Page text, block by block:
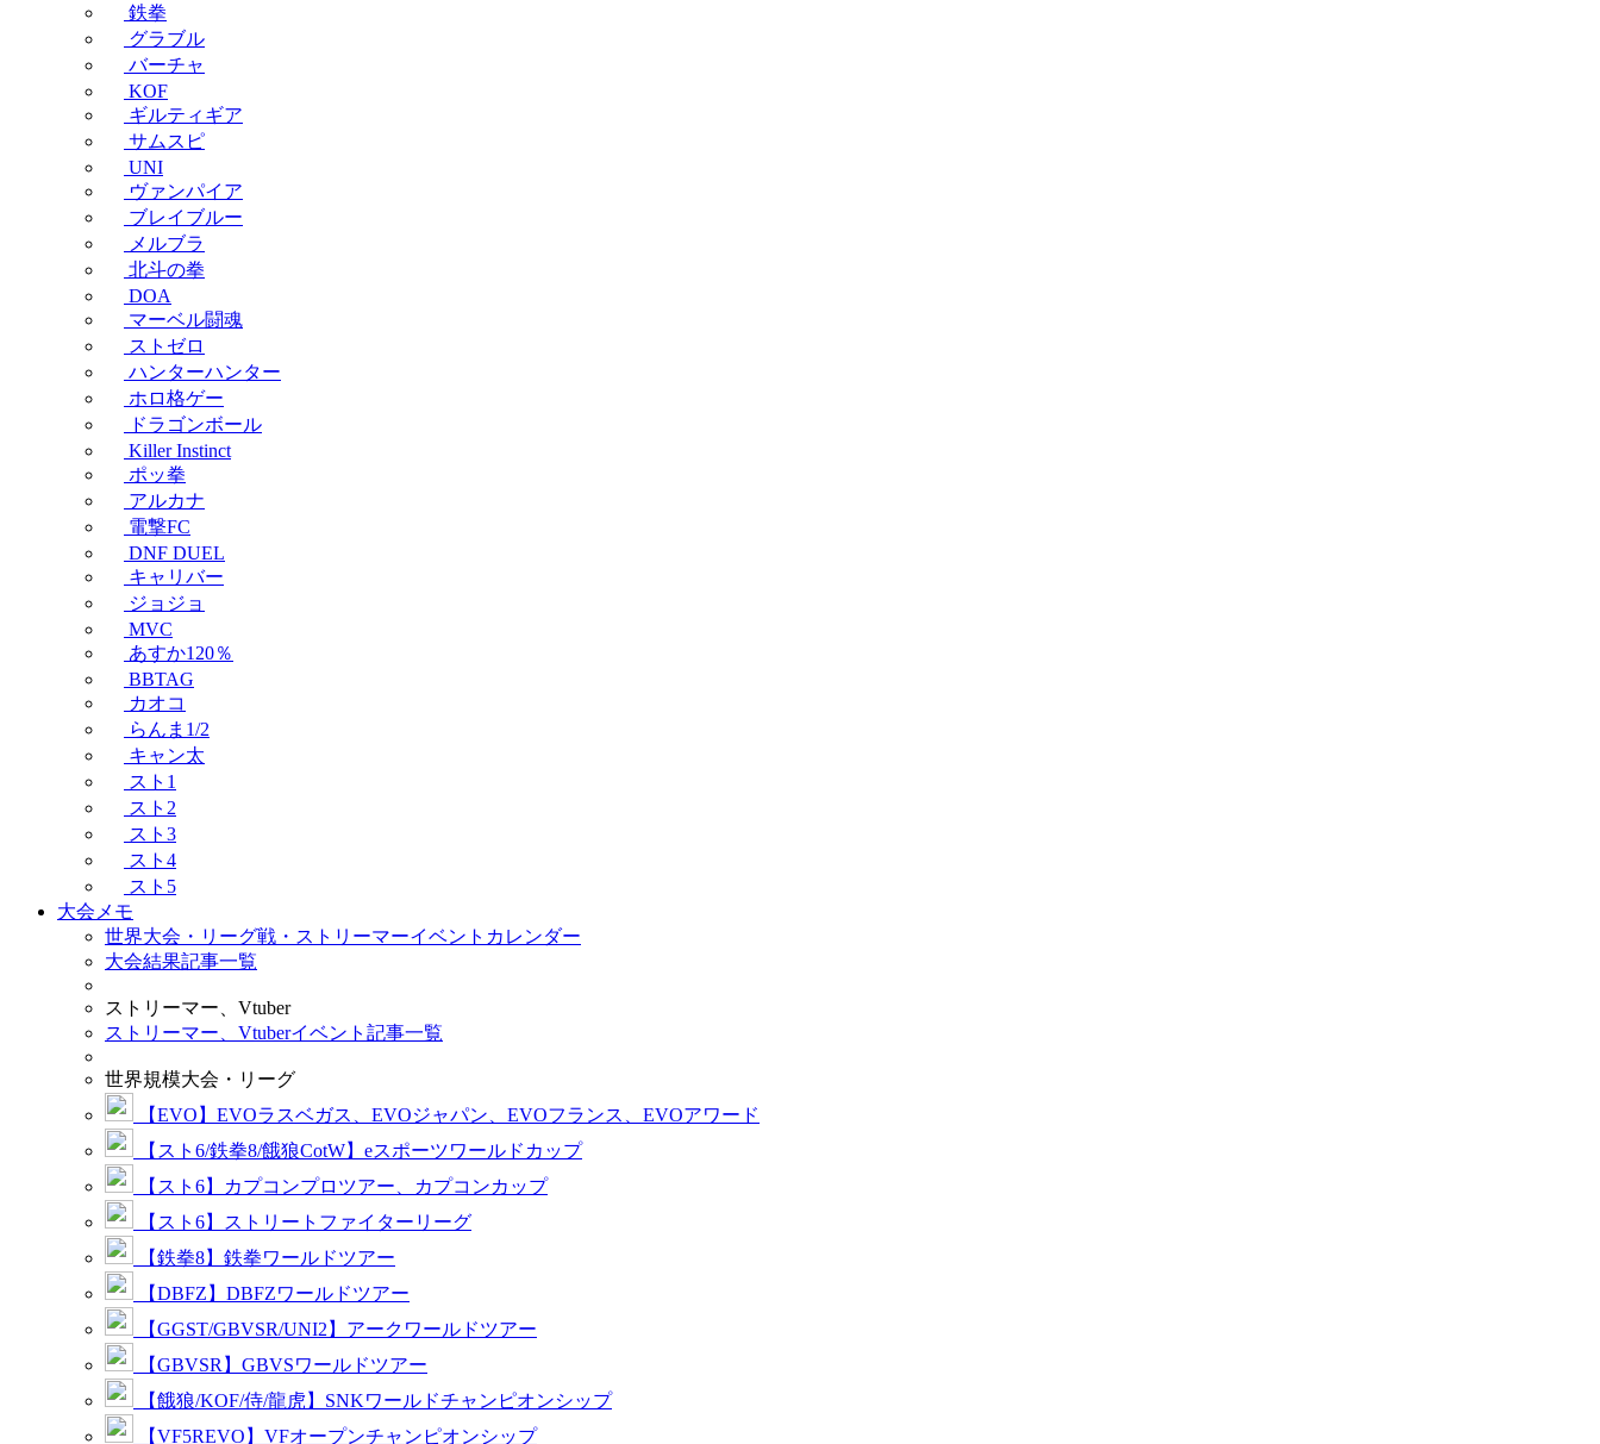
鉄拳
グラブル
バーチャ
KOF
ギルティギア
サムスピ
UNI
ヴァンパイア
ブレイブルー
メルブラ
北斗の拳
DOA
マーベル闘魂
ストゼロ
ハンターハンター
ホロ格ゲー
ドラゴンボール
Killer Instinct
ポッ拳
アルカナ
電撃FC
DNF DUEL
キャリバー
ジョジョ
MVC
あすか120％
BBTAG
カオコ
らんま1/2
キャン太
スト1
スト2
スト3
スト4
スト5
大会メモ
世界大会・リーグ戦・ストリーマーイベントカレンダー
大会結果記事一覧
ストリーマー、Vtuber
ストリーマー、Vtuberイベント記事一覧
世界規模大会・リーグ
【EVO】EVOラスベガス、EVOジャパン、EVOフランス、EVOアワード
【スト6/鉄拳8/餓狼CotW】eスポーツワールドカップ
【スト6】カプコンプロツアー、カプコンカップ
【スト6】ストリートファイターリーグ
【鉄拳8】鉄拳ワールドツアー
【DBFZ】DBFZワールドツアー
【GGST/GBVSR/UNI2】アークワールドツアー
【GBVSR】GBVSワールドツアー
【餓狼/KOF/侍/龍虎】SNKワールドチャンピオンシップ
【VF5REVO】VFオープンチャンピオンシップ